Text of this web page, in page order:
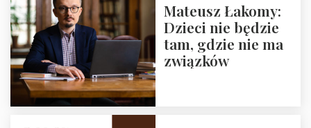
Mateusz Łakomy:
Dzieci nie będzie
tam, gdzie nie ma
związków